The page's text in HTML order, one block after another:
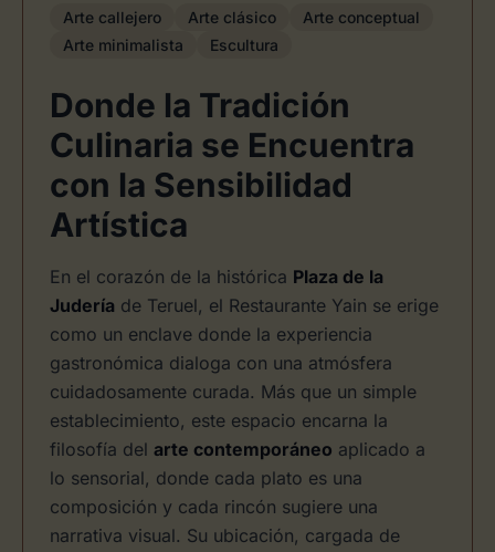
Arte callejero Arte clásico
Arte conceptual
Arte minimalista
Escultura
Donde la Tradición
Culinaria se Encuentra
con la Sensibilidad
Artística
En el corazón de la histórica Plaza de la
Judería de Teruel, el Restaurante Yain se erige
como un enclave donde la experiencia
gastronómica dialoga con una atmósfera
cuidadosamente curada. Más que un simple
establecimiento, este espacio encarna la
filosofía del arte contemporáneo aplicado a
lo sensorial, donde cada plato es una
composición y cada rincón sugiere una
narrativa visual. Su ubicación, cargada de